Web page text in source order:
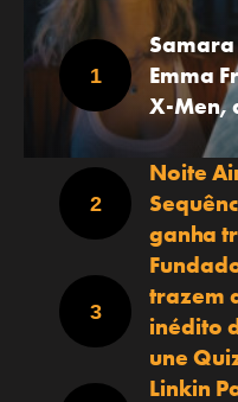
Emma
X-Men,
Noite
ganha
trazem
inédito
une
Linkin